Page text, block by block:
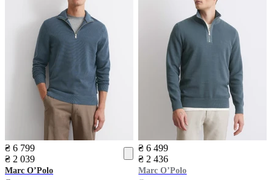
₴ 6 799
₴ 2 039
Marc O’Polo
₴ 6 499
₴ 2 436
Marc O’Polo